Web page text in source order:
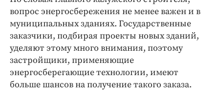
вопрос энергосбережения не менее важен и в
муниципальных зданиях. Государственные
заказчики, подбирая проекты новых зданий,
уделяют этому много внимания, поэтому
застройщики, применяющие
энергосберегающие технологии, имеют
больше шансов на получение такого заказа.